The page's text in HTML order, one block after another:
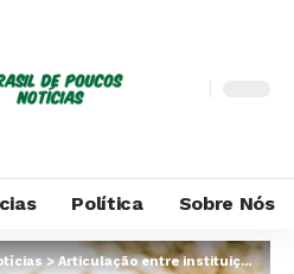
Política Sobre Nós
>Articulação entre instituições religiosas e rede de proteção social potencializa apoio a mulheres em vulnerabilidade, comenta Taiza Tosatt Eleoterio